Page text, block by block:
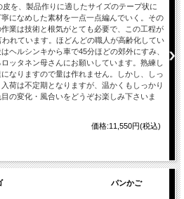
皮を、製品作りに適したサイズのテープ状に
になめした素材を一点一点編んでいく。その
業は技術と根気がとても必要で、この工程が
れています。ほどんどの職人が高齢化してい
ヘルシンキから車で45分ほどの郊外にすみ、
ッタネン母さんにお願いしています。熟練し
なりますので量は作れません。しかし、しっ
荷は不定期となりますが、温かくもしっかり
の変化・風合いをどうぞお楽しみ下さいま
価格:11,550円(税込)
のカゴ パンかご